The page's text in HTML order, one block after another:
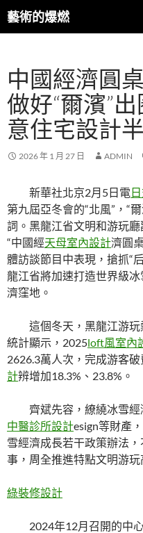
至
內
藝術的爆燃
搜
尋
中國經濟圓
做好“爾濱”
意住宅設計
2026 年 1 月 27 日 ADMIN
新華社北京2月5日電
第九屆亞冬會的“北風”，“
詞。黑龍江省文明和游玩
“中國經天母室內設計濟圓
體訪談節目中表現，搶抓“
龍江省將加速打造世界級
濟窪地。
這個冬天，黑龍江游
統計顯示，2025loft風室內
2626.3萬人次，完成游客
計辨增加18.3%、23.8%。
齊斌先容，繚繞冰雪
中醫診所設計esign等財產
雪經濟成長若干政策辦法
事，周全推進特點文明游玩
綠裝修設計
2024年12月召開的中